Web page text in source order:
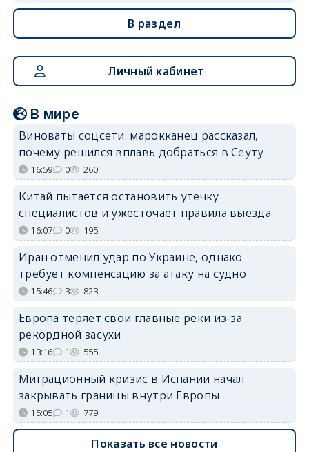
В раздел
Личный кабинет
В мире
Виноваты соцсети: марокканец рассказал,
почему решился вплавь добраться в Сеуту
16:59 0 260
Китай пытается остановить утечку
специалистов и ужесточает правила выезда
16:07 0 195
Иран отменил удар по Украине, однако
требует компенсацию за атаку на судно
15:46 3 823
Европа теряет свои главные реки из-за
рекордной засухи
13:16 1 555
Миграционный кризис в Испании начал
закрывать границы внутри Европы
15:05 1 779
Показать все новости